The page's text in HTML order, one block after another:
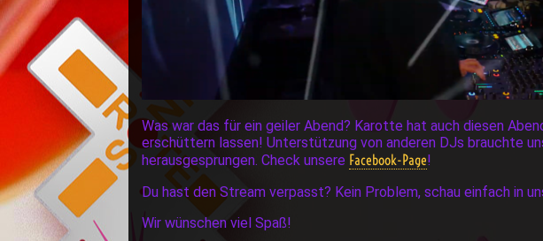
Was war das für ein geiler Abend? Karotte hat auch diesen
erschüttern lassen! Unterstützung von anderen DJs brauchte
herausgesprungen. Check unsere Facebook-Page!
Du hast den Stream verpasst? Kein Problem, schau einfach in
Wir wünschen viel Spaß!